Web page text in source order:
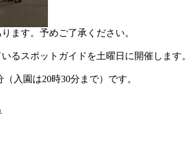
ます。予めご了承ください。
るスポットガイドを土曜日に開催します。
入園は20時30分まで）です。